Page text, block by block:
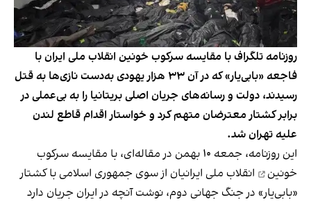
روزنامه تلگراف با مقایسه سرکوب خونین انقلاب ملی ایران با
فاجعه «بابی‌یار» که در آن ۳۳ هزار یهودی به‌دست نازی‌ها به قتل
رسیدند، دولت و رسانه‌های جریان اصلی بریتانیا را به بی‌عملی در
برابر کشتار معترضان متهم کرد و خواستار اقدام قاطع لندن
علیه تهران شد.
این روزنامه، جمعه ۱۰ بهمن در مقاله‌ای، با مقایسه
سرکوب
خونین
انقلاب ملی ایرانیان از سوی جمهوری اسلامی با کشتار
«بابی‌یار» در جنگ جهانی دوم، نوشت آنچه در ایران جریان دارد